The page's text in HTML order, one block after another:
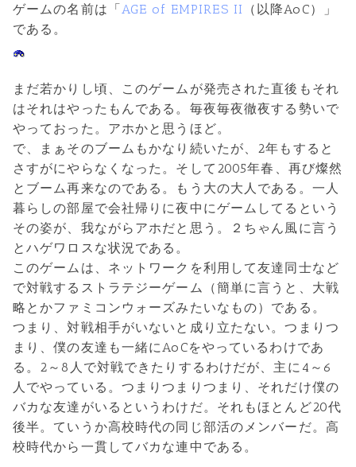
ゲームの名前は「AGE of EMPIRES II
（以降AoC）」
である。
まだ若かりし頃、このゲームが発売された直後もそれ
はそれはやったもんである。毎夜毎夜徹夜する勢いで
やっておった。アホかと思うほど。
で、まぁそのブームもかなり続いたが、2年もすると
さすがにやらなくなった。そして2005年春、再び燦然
とブーム再来なのである。もう大の大人である。一人
暮らしの部屋で会社帰りに夜中にゲームしてるという
その姿が、我ながらアホだと思う。２ちゃん風に言う
とハゲワロスな状況である。
このゲームは、ネットワークを利用して友達同士など
で対戦するストラテジーゲーム（簡単に言うと、大戦
略とかファミコンウォーズみたいなもの）である。
つまり、対戦相手がいないと成り立たない。つまりつ
まり、僕の友達も一緒にAoCをやっているわけであ
る。2～8人で対戦できたりするわけだが、主に4～6
人でやっている。つまりつまりつまり、それだけ僕の
バカな友達がいるというわけだ。それもほとんど20代
後半。ていうか高校時代の同じ部活のメンバーだ。高
校時代から一貫してバカな連中である。